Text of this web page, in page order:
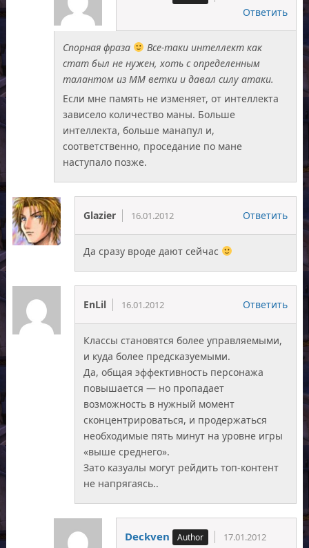
Ответить
Спорная фраза
Все-таки интеллект как
стат был не нужен, хоть с определенным
талантом из ММ ветки и давал силу атаки.
Если мне память не изменяет, от интеллекта
зависело количество маны. Больше
интеллекта, больше манапул и,
соответственно, проседание по мане
наступало позже.
Glazier 16.01.2012 Ответить
Да сразу вроде дают сейчас
EnLil 16.01.2012 Ответить
Классы становятся более управляемыми,
и куда более предсказуемыми.
Да, общая эффективность персонажа
повышается — но пропадает
возможность в нужный момент
сконцентрироваться, и продержаться
необходимые пять минут на уровне игры
«выше среднего».
Зато казуалы могут рейдить топ-контент
не напрягаясь..
Deckven 17.01.2012